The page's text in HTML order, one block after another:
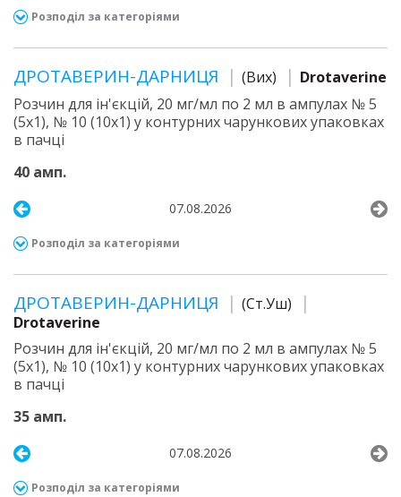
Розподіл за категоріями
ДРОТАВЕРИН-ДАРНИЦЯ (Вих)
Drotaverine
Розчин для ін'єкцій, 20 мг/мл по 2 мл в ампулах № 5
(5х1), № 10 (10х1) у контурних чарункових упаковках
в пачці
40 амп.
07.08.2026
Розподіл за категоріями
ДРОТАВЕРИН-ДАРНИЦЯ
(Ст.Уш)
Drotaverine
Розчин для ін'єкцій, 20 мг/мл по 2 мл в ампулах № 5
(5х1), № 10 (10х1) у контурних чарункових упаковках
в пачці
35 амп.
07.08.2026
Розподіл за категоріями